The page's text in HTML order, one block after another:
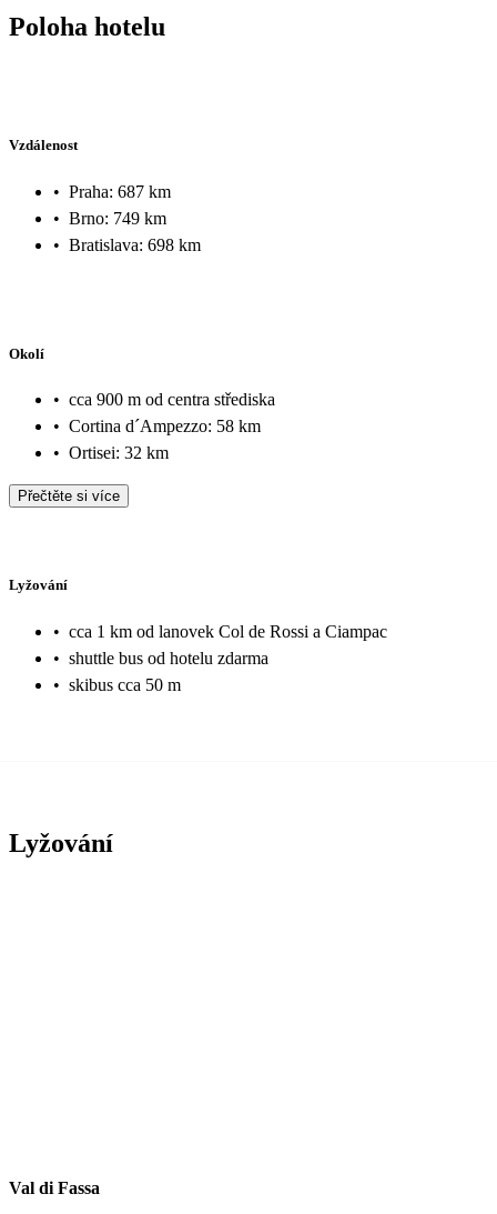
Poloha hotelu
Vzdálenost
• Praha: 687 km
• Brno: 749 km
• Bratislava: 698 km
Okolí
• cca 900 m od centra střediska
• Cortina d´Ampezzo: 58 km
• Ortisei: 32 km
Přečtěte si více
Lyžování
• cca 1 km od lanovek Col de Rossi a Ciampac
• shuttle bus od hotelu zdarma
• skibus cca 50 m
Lyžování
Val di Fassa